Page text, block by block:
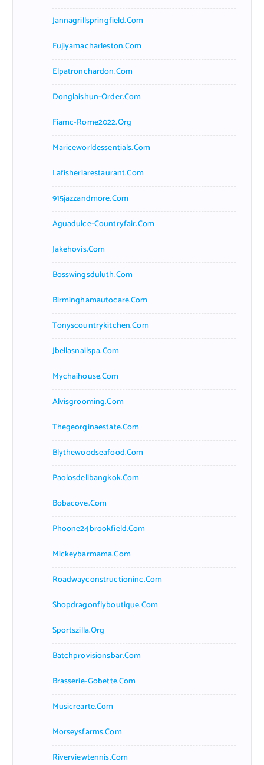
Jannagrillspringfield.com
Fujiyamacharleston.com
Elpatronchardon.com
Donglaishun-Order.com
Fiamc-Rome2022.org
Mariceworldessentials.com
Lafisheriarestaurant.com
915jazzandmore.com
Aguadulce-Countryfair.com
Jakehovis.com
Bosswingsduluth.com
Birminghamautocare.com
Tonyscountrykitchen.com
Jbellasnailspa.com
Mychaihouse.com
Alvisgrooming.com
Thegeorginaestate.com
Blythewoodseafood.com
Paolosdelibangkok.com
Bobacove.com
Phoone24brookfield.com
Mickeybarmama.com
Roadwayconstructioninc.com
Shopdragonflyboutique.com
Sportszilla.org
Batchprovisionsbar.com
Brasserie-Gobette.com
Musicrearte.com
Morseysfarms.com
Riverviewtennis.com